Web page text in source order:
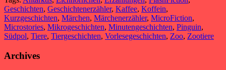
Geschichten, Geschichtenerzähler, Kaffee, Koffein,
Kurzgeschichten, Märchen, Märchenerzähler, MicroFiction,
Microstories, Mikrogeschichten, Minutengeschichten, Pinguin,
Südpol, Tiere, Tiergeschichten, Vorlesegeschichten, Zoo, Zootiere
Archives